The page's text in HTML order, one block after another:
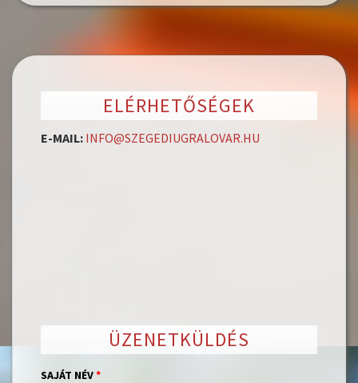
ELÉRHETŐSÉGEK
E-MAIL: INFO@SZEGEDIUGRALOVAR.HU
ÜZENETKÜLDÉS
SAJÁT NÉV*